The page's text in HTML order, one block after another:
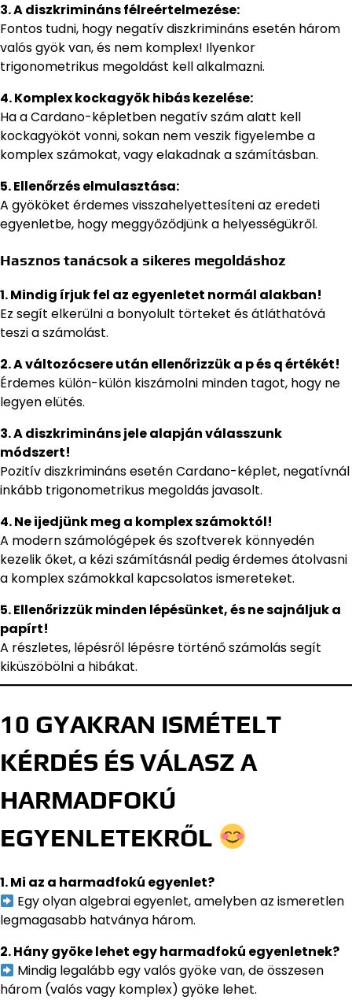
3. A diszkrimináns félreértelmezése:
Fontos tudni, hogy negatív diszkrimináns esetén három
valós gyök van, és nem komplex! Ilyenkor
trigonometrikus megoldást kell alkalmazni.
4. Komplex kockagyök hibás kezelése:
Ha a Cardano-képletben negatív szám alatt kell
kockagyököt vonni, sokan nem veszik figyelembe a
komplex számokat, vagy elakadnak a számításban.
5. Ellenőrzés elmulasztása:
A gyököket érdemes visszahelyettesíteni az eredeti
egyenletbe, hogy meggyőződjünk a helyességükről.
Hasznos tanácsok a sikeres megoldáshoz
1. Mindig írjuk fel az egyenletet normál alakban!
Ez segít elkerülni a bonyolult törteket és átláthatóvá
teszi a számolást.
2. A változócsere után ellenőrizzük a p és q értékét!
Érdemes külön-külön kiszámolni minden tagot, hogy ne
legyen elütés.
3. A diszkrimináns jele alapján válasszunk
módszert!
Pozitív diszkrimináns esetén Cardano-képlet, negatívnál
inkább trigonometrikus megoldás javasolt.
4. Ne ijedjünk meg a komplex számoktól!
A modern számológépek és szoftverek könnyedén
kezelik őket, a kézi számításnál pedig érdemes átolvasni
a komplex számokkal kapcsolatos ismereteket.
5. Ellenőrizzük minden lépésünket, és ne sajnáljuk a
papírt!
A részletes, lépésről lépésre történő számolás segít
kiküszöbölni a hibákat.
10 GYAKRAN ISMÉTELT
KÉRDÉS ÉS VÁLASZ A
HARMADFOKÚ
EGYENLETEKRŐL
1. Mi az a harmadfokú egyenlet?
Egy olyan algebrai egyenlet, amelyben az ismeretlen
legmagasabb hatványa három.
2. Hány gyöke lehet egy harmadfokú egyenletnek?
Mindig legalább egy valós gyöke van, de összesen
három (valós vagy komplex) gyöke lehet.